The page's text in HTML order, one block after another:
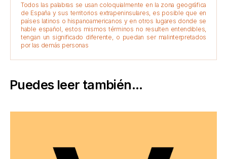
Todos las palabras se usan coloquialmente en la zona geográfica
de España y sus territorios extrapeninsulares, es posible que en
países latinos o hispanoamericanos y en otros lugares donde se
hable español, estos mismos términos no resulten entendibles,
tengan un significado diferente, o puedan ser malinterpretados
por las demás personas
Puedes leer también...